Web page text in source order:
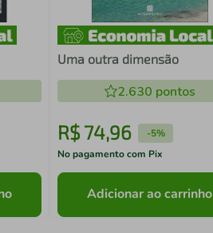
Uma outra dimensão
2.630 pontos
R$ 74,96 -5%
No pagamento com Pix
Adicionar ao carrinho